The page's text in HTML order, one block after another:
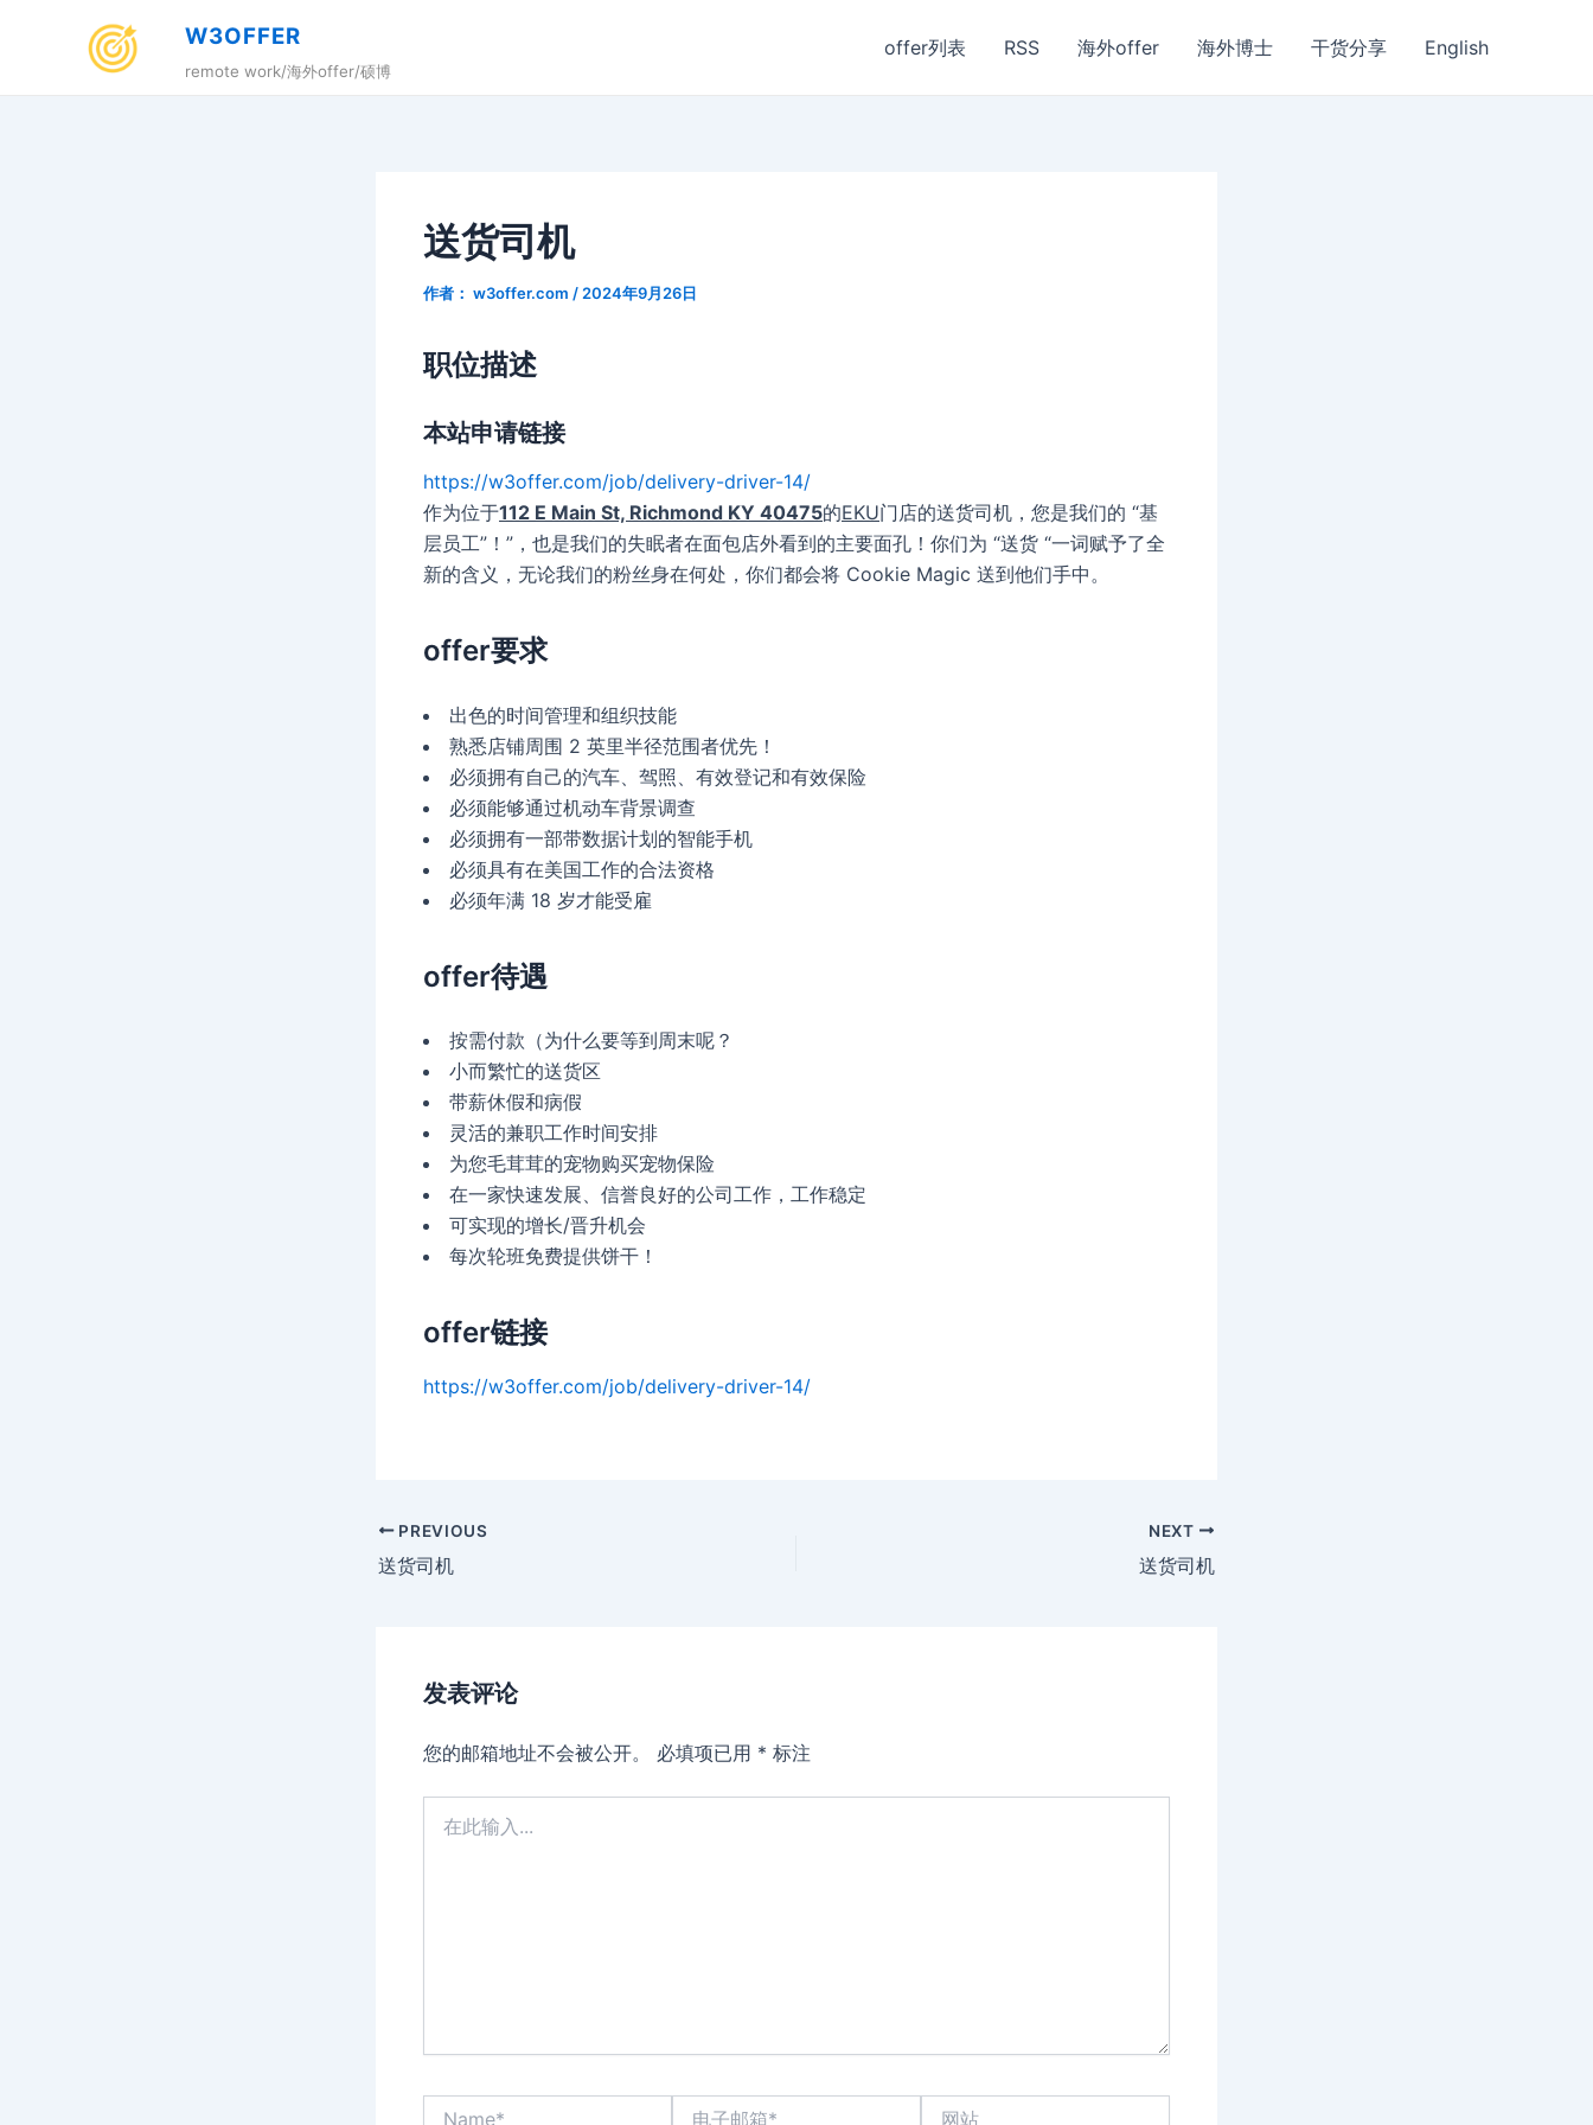
W3OFFER
remote work/海外offer/硕博
offer列表 RSS 海外offer 海外博士 干货分享 English
送货司机
作者： w3offer.com / 2024年9月26日
职位描述
本站申请链接
https://w3offer.com/job/delivery-driver-14/
作为位于112 E Main St, Richmond KY 40475的EKU门店的送货司机，您是我们的 “基
层员工”！”，也是我们的失眠者在面包店外看到的主要面孔！你们为 “送货 “一词赋予了全
新的含义，无论我们的粉丝身在何处，你们都会将 Cookie Magic 送到他们手中。
offer要求
出色的时间管理和组织技能
熟悉店铺周围 2 英里半径范围者优先！
必须拥有自己的汽车、驾照、有效登记和有效保险
必须能够通过机动车背景调查
必须拥有一部带数据计划的智能手机
必须具有在美国工作的合法资格
必须年满 18 岁才能受雇
offer待遇
按需付款（为什么要等到周末呢？
小而繁忙的送货区
带薪休假和病假
灵活的兼职工作时间安排
为您毛茸茸的宠物购买宠物保险
在一家快速发展、信誉良好的公司工作，工作稳定
可实现的增长/晋升机会
每次轮班免费提供饼干！
offer链接
https://w3offer.com/job/delivery-driver-14/
Post
navigation
PREVIOUS
送货司机
NEXT
送货司机
发表评论
您的邮箱地址不会被公开。 必填项已用 * 标注